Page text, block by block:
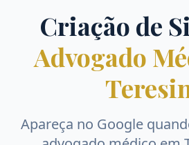
Criação de
Advogado
Apareça no Google